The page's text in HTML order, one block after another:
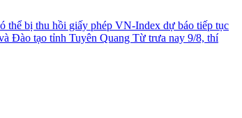
thể bị thu hồi giấy phép VN-Index dự báo tiếp tục
Đào tạo tỉnh Tuyên Quang Từ trưa nay 9/8, thí